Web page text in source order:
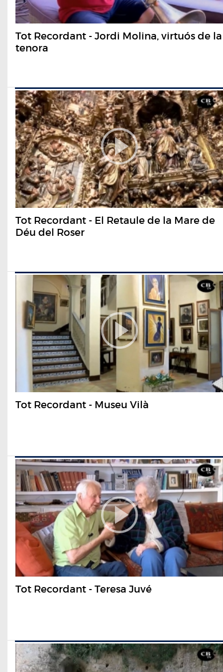
Tot Recordant - Jordi Molina, virtuós de la
tenora
Tot Recordant - El Retaule de la Mare de
Déu del Roser
Tot Recordant - Museu Vilà
Tot Recordant - Teresa Juvé